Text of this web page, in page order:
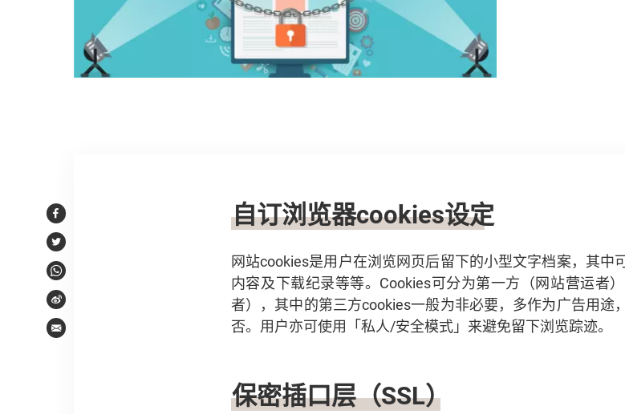
Facebook
Twitter
WhatsApp
Weibo
Email
自订浏览器cookies设定
网站cookies是用户在浏览网页后留下的小型文字档案，其中
内容及下载纪录等等。Cookies可分为第一方（网站营运者
者），其中的第三方cookies一般为非必要，多作为广告用途
否。用户亦可使用「私人/安全模式」来避免留下浏览踪迹。
保密插口层（SSL）